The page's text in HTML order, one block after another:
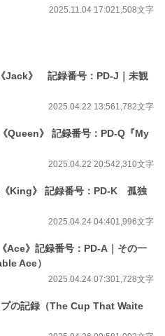
2025.11.04 17:021,508文字
Jack》 記録番号：PD-J｜未観
2025.04.22 13:561,782文字
Queen》 記録番号：PD-Q『My
2025.04.22 20:542,310文字
King》 記録番号：PD-K 孤独
2025.04.24 04:401,996文字
Ace》記録番号：PD-A｜その一
Ace）
2025.04.24 07:301,728文字
の記録（The Cup That Waite